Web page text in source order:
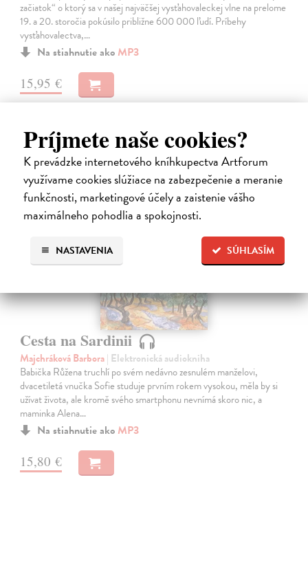
Príjmete naše cookies?
K prevádzke internetového kníhkupectva Artforum
využívame cookies slúžiace na zabezpečenie a meranie
funkčnosti, marketingové účely a zaistenie vášho
maximálneho pohodlia a spokojnosti.
SÚHLASÍM
NASTAVENIA
začiatok“ o ktorý sa v našej najväčšej vysťahovaleckej vlne na prelome
19. a 20. storočia pokúsilo približne 600 000 ľudí. Príbehy
vysťahovalectva,…
Na stiahnutie ako MP3
15,95 €
E-AUDIO
Cesta na Sardinii
Majchráková Barbora| Elektronická audiokniha
Babička Růžena truchlí po svém nedávno zesnulém manželovi,
dvacetiletá vnučka Sofie studuje prvním rokem vysokou, měla by si
užívat života, ale kromě svého smartphonu nevnímá skoro nic, a
maminka Alena…
Na stiahnutie ako MP3
15,80 €